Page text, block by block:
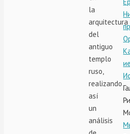
la
arquitectura
del
antiguo
templo
ruso,
realizando
así
un
análisis